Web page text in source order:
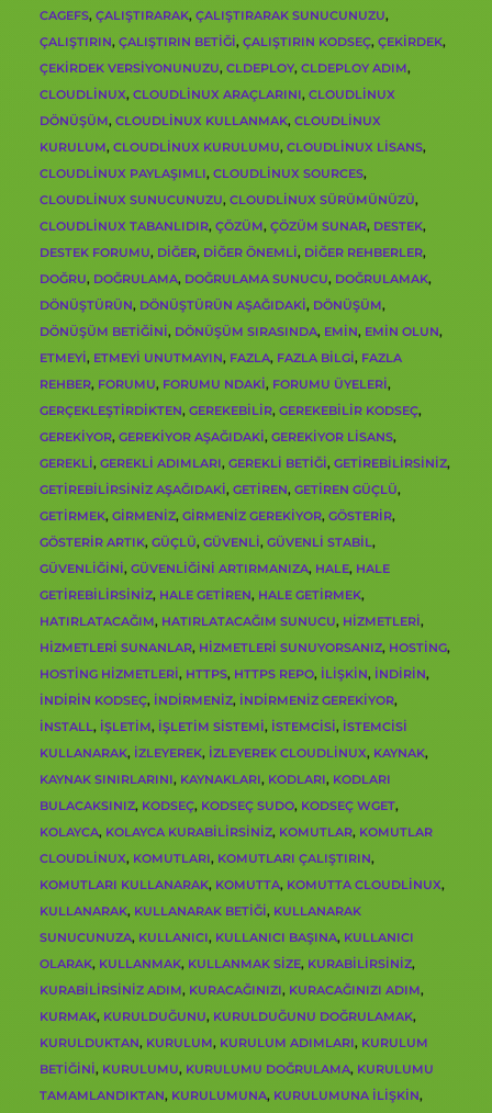
CAGEFS, ÇALIŞTIRARAK, ÇALIŞTIRARAK SUNUCUNUZU,
ÇALIŞTIRIN, ÇALIŞTIRIN BETIĞI, ÇALIŞTIRIN KODSEÇ, ÇEKIRDEK,
ÇEKIRDEK VERSIYONUNUZU, CLDEPLOY, CLDEPLOY ADIM,
CLOUDLINUX, CLOUDLINUX ARAÇLARINI, CLOUDLINUX
DÖNÜŞÜM, CLOUDLINUX KULLANMAK, CLOUDLINUX
KURULUM, CLOUDLINUX KURULUMU, CLOUDLINUX LISANS,
CLOUDLINUX PAYLAŞIMLI, CLOUDLINUX SOURCES,
CLOUDLINUX SUNUCUNUZU, CLOUDLINUX SÜRÜMÜNÜZÜ,
CLOUDLINUX TABANLIDIR, ÇÖZÜM, ÇÖZÜM SUNAR, DESTEK,
DESTEK FORUMU, DIĞER, DIĞER ÖNEMLI, DIĞER REHBERLER,
DOĞRU, DOĞRULAMA, DOĞRULAMA SUNUCU, DOĞRULAMAK,
DÖNÜŞTÜRÜN, DÖNÜŞTÜRÜN AŞAĞIDAKI, DÖNÜŞÜM,
DÖNÜŞÜM BETIĞINI, DÖNÜŞÜM SIRASINDA, EMIN, EMIN OLUN,
ETMEYI, ETMEYI UNUTMAYIN, FAZLA, FAZLA BILGI, FAZLA
REHBER, FORUMU, FORUMU NDAKI, FORUMU ÜYELERI,
GERÇEKLEŞTIRDIKTEN, GEREKEBILIR, GEREKEBILIR KODSEÇ,
GEREKIYOR, GEREKIYOR AŞAĞIDAKI, GEREKIYOR LISANS,
GEREKLI, GEREKLI ADIMLARI, GEREKLI BETIĞI, GETIREBILIRSINIZ,
GETIREBILIRSINIZ AŞAĞIDAKI, GETIREN, GETIREN GÜÇLÜ,
GETIRMEK, GIRMENIZ, GIRMENIZ GEREKIYOR, GÖSTERIR,
GÖSTERIR ARTIK, GÜÇLÜ, GÜVENLI, GÜVENLI STABIL,
GÜVENLIĞINI, GÜVENLIĞINI ARTIRMANIZA, HALE, HALE
GETIREBILIRSINIZ, HALE GETIREN, HALE GETIRMEK,
HATIRLATACAĞIM, HATIRLATACAĞIM SUNUCU, HIZMETLERI,
HIZMETLERI SUNANLAR, HIZMETLERI SUNUYORSANIZ, HOSTING,
HOSTING HIZMETLERI, HTTPS, HTTPS REPO, ILIŞKIN, INDIRIN,
INDIRIN KODSEÇ, INDIRMENIZ, INDIRMENIZ GEREKIYOR,
INSTALL, IŞLETIM, IŞLETIM SISTEMI, ISTEMCISI, ISTEMCISI
KULLANARAK, IZLEYEREK, IZLEYEREK CLOUDLINUX, KAYNAK,
KAYNAK SINIRLARINI, KAYNAKLARI, KODLARI, KODLARI
BULACAKSINIZ, KODSEÇ, KODSEÇ SUDO, KODSEÇ WGET,
KOLAYCA, KOLAYCA KURABILIRSINIZ, KOMUTLAR, KOMUTLAR
CLOUDLINUX, KOMUTLARI, KOMUTLARI ÇALIŞTIRIN,
KOMUTLARI KULLANARAK, KOMUTTA, KOMUTTA CLOUDLINUX,
KULLANARAK, KULLANARAK BETIĞI, KULLANARAK
SUNUCUNUZA, KULLANICI, KULLANICI BAŞINA, KULLANICI
OLARAK, KULLANMAK, KULLANMAK SIZE, KURABILIRSINIZ,
KURABILIRSINIZ ADIM, KURACAĞINIZI, KURACAĞINIZI ADIM,
KURMAK, KURULDUĞUNU, KURULDUĞUNU DOĞRULAMAK,
KURULDUKTAN, KURULUM, KURULUM ADIMLARI, KURULUM
BETIĞINI, KURULUMU, KURULUMU DOĞRULAMA, KURULUMU
TAMAMLANDIKTAN, KURULUMUNA, KURULUMUNA ILIŞKIN,